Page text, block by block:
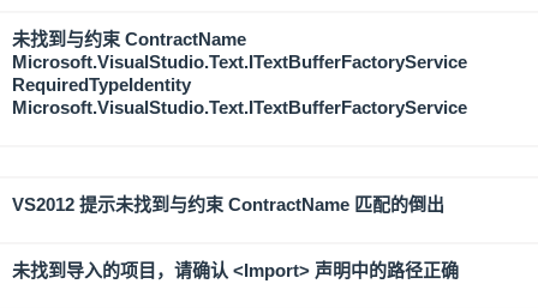
未找到与约束 ContractName
Microsoft.VisualStudio.Text.ITextBufferFactoryService
RequiredTypeIdentity
Microsoft.VisualStudio.Text.ITextBufferFactoryService
VS2012 提示未找到与约束 ContractName 匹配的倒出
未找到导入的项目，请确认 <Import> 声明中的路径正确